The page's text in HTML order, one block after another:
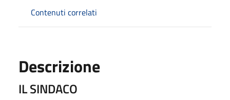
Contenuti correlati
Descrizione
IL SINDACO